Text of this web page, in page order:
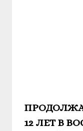
12 ЛЕТ В